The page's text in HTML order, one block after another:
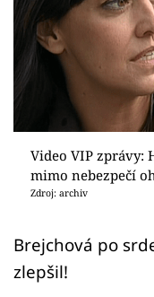
Virály
Sex a vztahy
Sledujte
Sledujte nás
Video VIP zprávy:
mimo nebezpečí
Zdroj: archiv
Brejchová po
zlepšil!